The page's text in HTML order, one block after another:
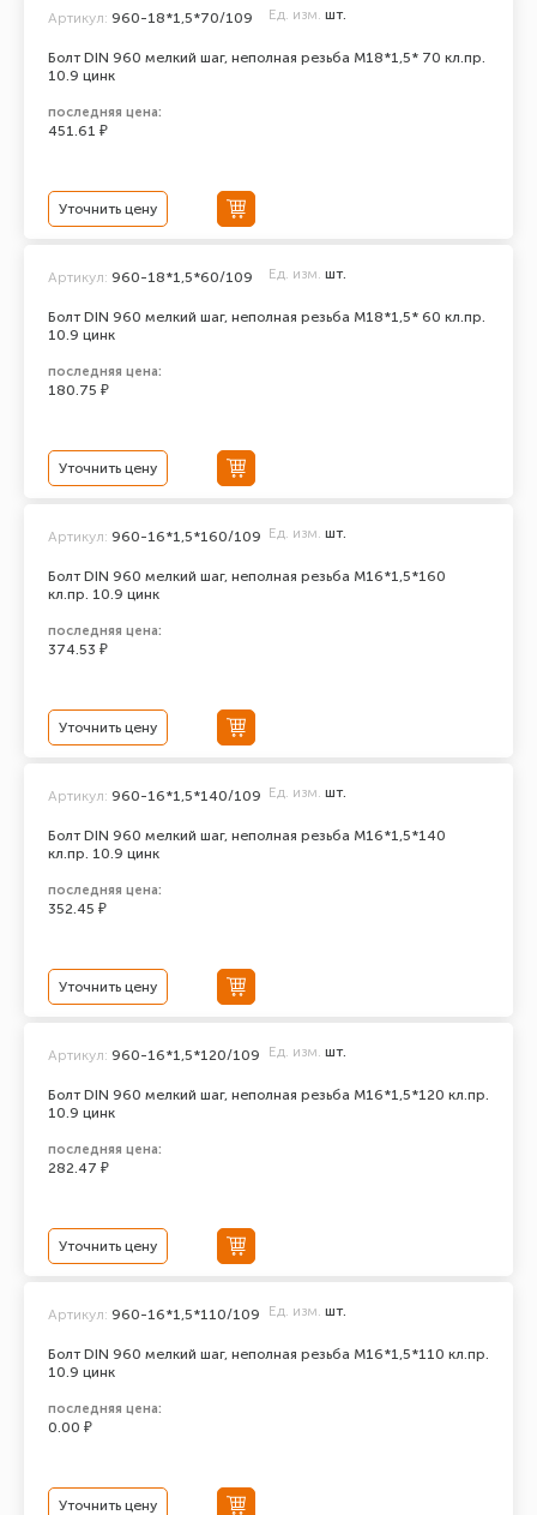
Болт DIN 960 мелкий шаг, неполная резьба M18*1,5* 70 кл.пр.
10.9 цинк
Артикул: 960-18*1,5*70/109 Ед. изм. шт.
последняя цена:
451.61 ₽
Уточнить цену
Болт DIN 960 мелкий шаг, неполная резьба M18*1,5* 60 кл.пр.
10.9 цинк
Артикул: 960-18*1,5*60/109 Ед. изм. шт.
последняя цена:
180.75 ₽
Уточнить цену
Болт DIN 960 мелкий шаг, неполная резьба M16*1,5*160
кл.пр. 10.9 цинк
Артикул: 960-16*1,5*160/109 Ед. изм. шт.
последняя цена:
374.53 ₽
Уточнить цену
Болт DIN 960 мелкий шаг, неполная резьба M16*1,5*140
кл.пр. 10.9 цинк
Артикул: 960-16*1,5*140/109 Ед. изм. шт.
последняя цена:
352.45 ₽
Уточнить цену
Болт DIN 960 мелкий шаг, неполная резьба M16*1,5*120 кл.пр.
10.9 цинк
Артикул: 960-16*1,5*120/109 Ед. изм. шт.
последняя цена:
282.47 ₽
Уточнить цену
Болт DIN 960 мелкий шаг, неполная резьба M16*1,5*110 кл.пр.
10.9 цинк
Артикул: 960-16*1,5*110/109 Ед. изм. шт.
последняя цена:
0.00 ₽
Уточнить цену